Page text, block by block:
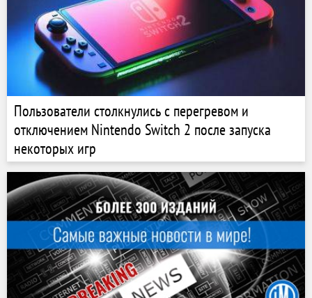
Пользователи столкнулись с перегревом и
отключением Nintendo Switch 2 после запуска
некоторых игр